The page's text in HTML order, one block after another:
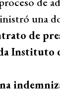
una
de
Instituto